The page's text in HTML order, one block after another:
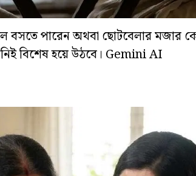
বসতে পারেন অথবা ছোটবেলার মজার
বিশেষ হয়ে উঠবে। Gemini AI